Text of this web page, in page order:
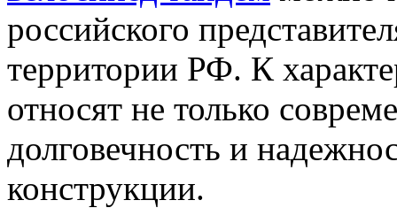
российского
территории РФ. К
относят не только
долговечность и
конструкции.